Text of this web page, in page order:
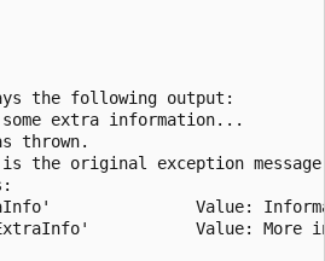
the following output:
extra information...
thrown.
the original exception
Value:
Value: More